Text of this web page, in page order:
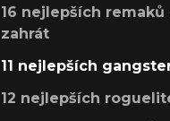
16 nejlepších
zahrát
11 nejlepších
12 nejlepších